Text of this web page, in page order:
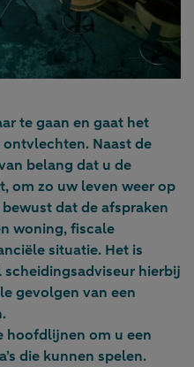
te gaan en gaat het
Naast de
belang dat u de
om zo uw leven weer op
dat de afspraken
woning, fiscale
situatie. Het is
hierbij
gevolgen van een
hoofdlijnen om u een
die kunnen spelen.